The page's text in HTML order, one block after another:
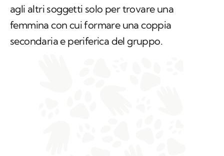
agli altri soggetti solo per trovare una
femmina con cui formare una coppia
secondaria e periferica del gruppo.